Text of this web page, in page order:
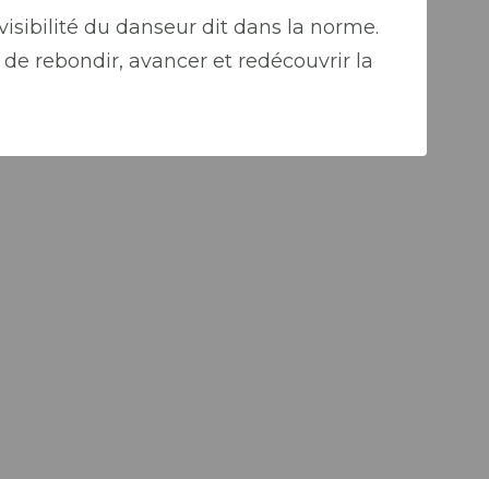
du danseur dit dans la norme.
rebondir, avancer et redécouvrir la